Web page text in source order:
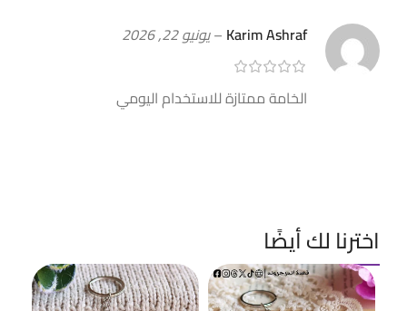
Karim Ashraf
–يونيو 22, 2026
الخامة ممتازة للاستخدام اليومي
اخترنا لك أيضًا